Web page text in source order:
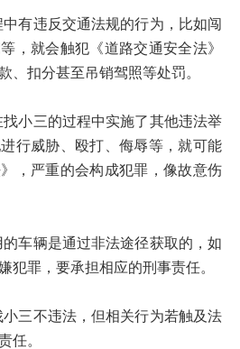
违反交通法规的行为，比如闯
，就会触犯《道路交通安全法》
、扣分甚至吊销驾照等处罚。
三的过程中实施了其他违法举
行威胁、殴打、侮辱等，就可能
，严重的会构成犯罪，像故意伤
辆是通过非法途径获取的，如
犯罪，要承担相应的刑事责任。
不违法，但相关行为若触及法
任。